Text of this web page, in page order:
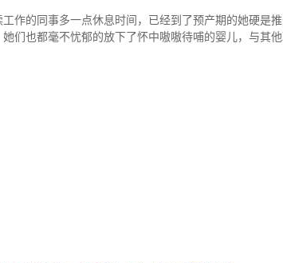
的同事多一点休息时间，已经到了预产期的她硬是
们也都毫不忧郁的放下了怀中嗷嗷待哺的婴儿，与其他